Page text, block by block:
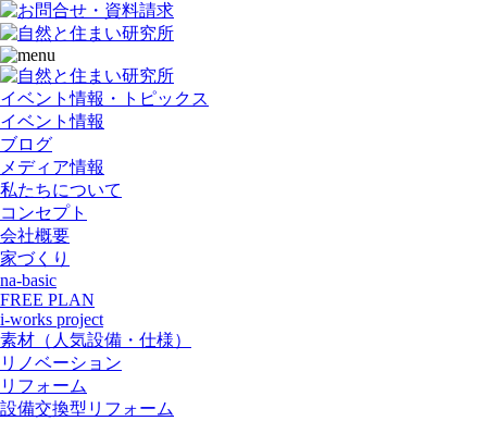
イベント情報・トピックス
イベント情報
ブログ
メディア情報
私たちについて
コンセプト
会社概要
家づくり
na-basic
FREE PLAN
i-works project
素材（人気設備・仕様）
リノベーション
リフォーム
設備交換型リフォーム